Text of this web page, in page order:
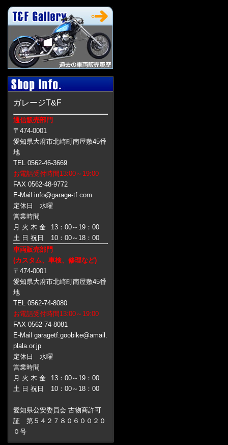
ガレージT&F
通信販売部門
〒474-0001
愛知県大府市北崎町南屋敷45番
地
TEL 0562-46-3669
お電話受付時間13:00～19:00
FAX 0562-48-9772
E-Mail info@garage-tf.com
定休日 水曜
営業時間
月 火 木 金
13：00～19：00
土 日 祝日
10：00～18：00
車両販売部門
(カスタム、車検、修理など)
〒474-0001
愛知県大府市北崎町南屋敷45番
地
TEL 0562-74-8080
お電話受付時間13:00～19:00
FAX 0562-74-8081
E-Mail garagetf.goobike@amail.
plala.or.jp
定休日 水曜
営業時間
月 火 木 金
13：00～19：00
土 日 祝日
10：00～18：00
愛知県公安委員会 古物商許可
証 第５４２７８０６００２０
０号